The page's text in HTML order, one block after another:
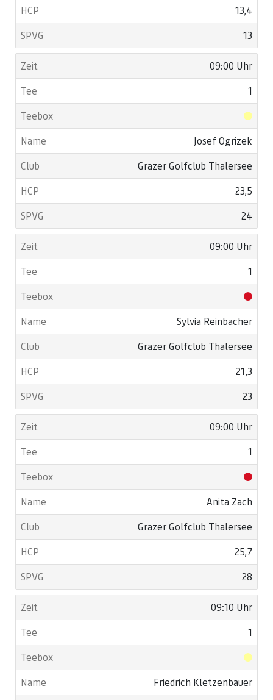
13,4
13
09:00 Uhr
1
Josef Ogrizek
Grazer Golfclub Thalersee
23,5
24
09:00 Uhr
1
Sylvia Reinbacher
Grazer Golfclub Thalersee
21,3
23
09:00 Uhr
1
Anita Zach
Grazer Golfclub Thalersee
25,7
28
09:10 Uhr
1
Friedrich Kletzenbauer